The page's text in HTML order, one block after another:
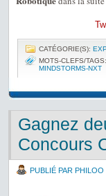
CATÉGORIE(S):
MOTS-CLEFS/TAGS:
MINDSTORMS-NXT
Gagnez
Concours
PUBLIÉ PAR PHILOO